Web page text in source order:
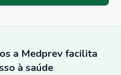
a Medprev facilita
à saúde